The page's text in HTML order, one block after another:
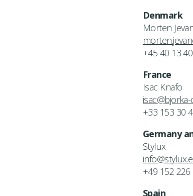
Denmark
Morten
+45 40 13
France
Isac Knafo
+33 153 30
Germany
Stylux
+49 152
Spain